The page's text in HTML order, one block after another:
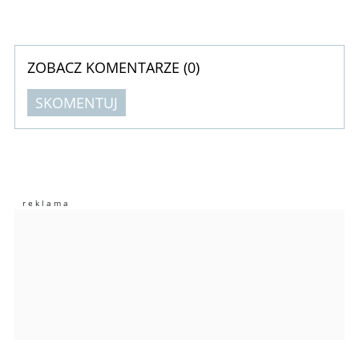
ZOBACZ KOMENTARZE (0)
SKOMENTUJ
Imię (Wymagane)